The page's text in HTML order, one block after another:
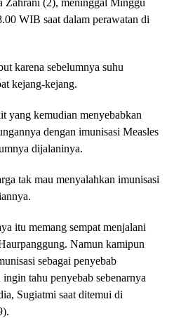
WIB saat dalam perawatan di
karena sebelumnya suhu
kejang-kejang.
yang kemudian menyebabkan
dengan imunisasi Measles
dijalaninya.
tak mau menyalahkan imunisasi
itu memang sempat menjalani
Namun kamipun
sebagai penyebab
tahu penyebab sebenarnya
Sugiatmi saat ditemui di